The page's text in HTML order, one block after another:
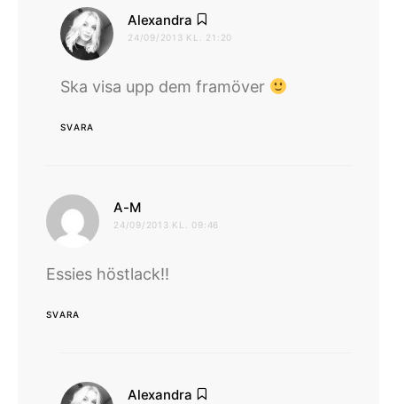
Alexandra
24/09/2013 KL. 21:20
Ska visa upp dem framöver
SVARA
A-Mskriver:
24/09/2013 KL. 09:46
Essies höstlack!!
SVARA
Alexandra